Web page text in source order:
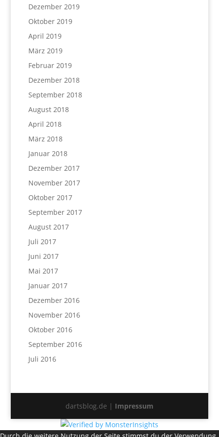
Dezember 2019
Oktober 2019
April 2019
März 2019
Februar 2019
Dezember 2018
September 2018
August 2018
April 2018
März 2018
Januar 2018
Dezember 2017
November 2017
Oktober 2017
September 2017
August 2017
Juli 2017
Juni 2017
Mai 2017
Januar 2017
Dezember 2016
November 2016
Oktober 2016
September 2016
Juli 2016
dartsblog.de | Impressum